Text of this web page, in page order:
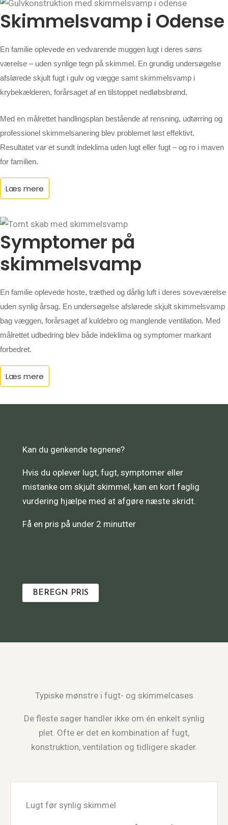
Skimmelsvamp i Odense
En familie oplevede en vedvarende muggen lugt i deres søns
værelse – uden synlige tegn på skimmel. En grundig undersøgelse
afslørede skjult fugt i gulv og vægge samt skimmelsvamp i
krybekælderen, forårsaget af en tilstoppet nedløbsbrønd.
Med en målrettet handlingsplan bestående af rensning, udtørring og
professionel skimmelsanering blev problemet løst effektivt.
Resultatet var et sundt indeklima uden lugt eller fugt – og ro i maven
for familien.
Læs mere
Symptomer på
skimmelsvamp
En familie oplevede hoste, træthed og dårlig luft i deres soveværelse
uden synlig årsag. En undersøgelse afslørede skjult skimmelsvamp
bag væggen, forårsaget af kuldebro og manglende ventilation. Med
målrettet udbedring blev både indeklima og symptomer markant
forbedret.
Læs mere
Kan du genkende tegnene?
Hvis du oplever lugt, fugt, symptomer eller
mistanke om skjult skimmel, kan en kort faglig
vurdering hjælpe med at afgøre næste skridt.
Få en pris på under 2 minutter
BEREGN PRIS
Typiske mønstre i fugt- og skimmelcases
De fleste sager handler ikke om én enkelt synlig
plet. Ofte er det en kombination af fugt,
konstruktion, ventilation og tidligere skader.
Lugt før synlig skimmel